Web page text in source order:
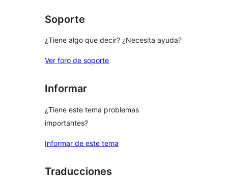
Soporte
¿Tiene algo que decir? ¿Necesita ayuda?
Ver foro de soporte
Informar
¿Tiene este tema problemas
importantes?
Informar de este tema
Traducciones